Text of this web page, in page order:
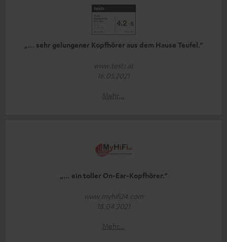
„… sehr gelungener Kopfhörer aus dem Hause Teufel.“
www.testr.at
16.05.2021
Mehr...
„… ein toller On-Ear-Kopfhörer.“
www.myhifi24.com
18.04.2021
Mehr...